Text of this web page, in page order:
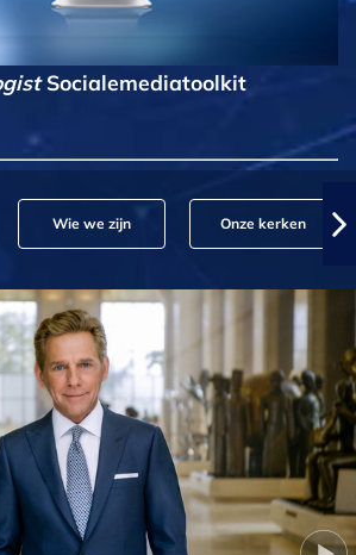
Socialemediatoolkit
Wie we zijn Onze kerken